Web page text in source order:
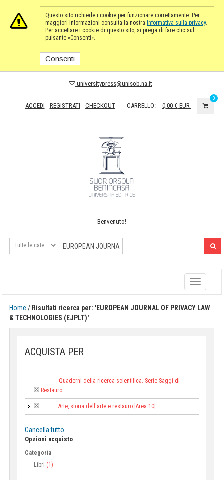
Questo sito richiede i cookie per funzionare correttamente. Per
maggiori informazioni consulta la nostra Informativa sulla privacy.
Per accettare i cookie di questo sito, si prega di fare clic sul
pulsante «Consenti».
Consenti
universitypress@unisob.na.it
ACCEDI REGISTRATI CHECKOUT CARRELLO: 0,00 € EUR
0
Benvenuto!
Toggle
navigation
Home / Risultati ricerca per: 'EUROPEAN JOURNAL OF PRIVACY LAW
& TECHNOLOGIES (EJPLT)'
ACQUISTA PER
Quaderni della ricerca scientifica. Serie Saggi di
Restauro
Arte, storia dell'arte e restauro [Area 10]
Cancella tutto
Opzioni acquisto
Categoria
Libri (1)